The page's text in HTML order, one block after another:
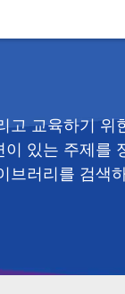
고 교육하기
있는 주제를
브러리를 검색